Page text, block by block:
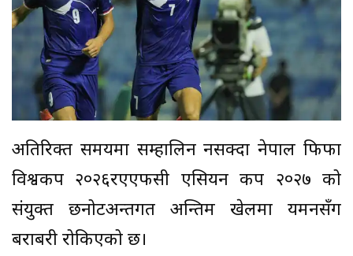
अतिरिक्त समयमा सम्हालिन नसक्दा नेपाल फिफा
विश्वकप २०२६रएएफसी एसियन कप २०२७ को
संयुक्त छनोटअन्तर्गत अन्तिम खेलमा यमनसँग
बराबरी रोकिएको छ।